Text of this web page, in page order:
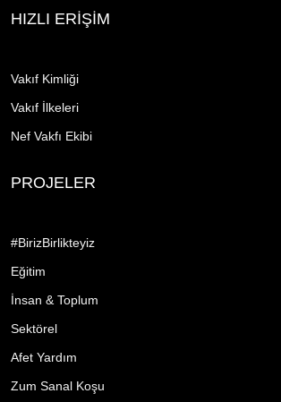
HIZLI ERİŞİM
Vakıf Kimliği
Vakıf İlkeleri
Nef Vakfı Ekibi
PROJELER
#BirizBirlikteyiz
Eğitim
İnsan & Toplum
Sektörel
Afet Yardım
Zum Sanal Koşu